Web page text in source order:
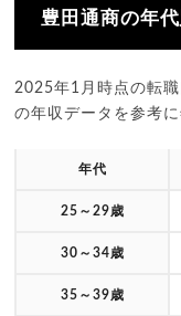
豊田通商の年
2025年1月時点の転職
の年収データを参考
年代
25～29歳
30～34歳
35～39歳